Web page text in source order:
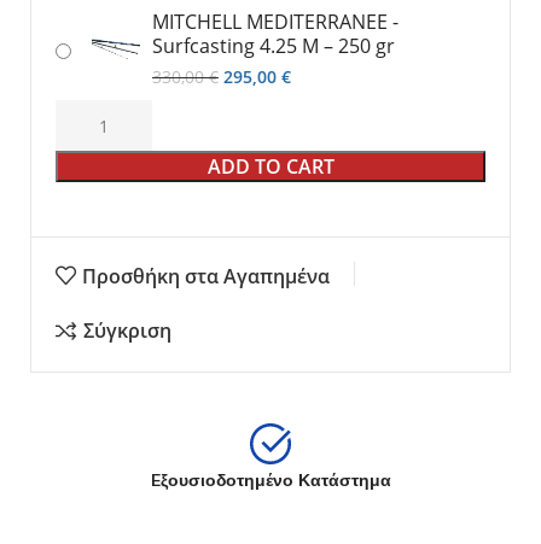
MITCHELL MEDITERRANEE -
Surfcasting 4.25 M – 250 gr
330,00€ 295,00 €
ADD TO CART
Προσθήκη στα Αγαπημένα
Σύγκριση
Eξουσιοδοτημένο Κατάστημα